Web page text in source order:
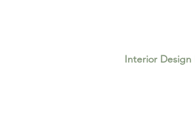
Interior Design